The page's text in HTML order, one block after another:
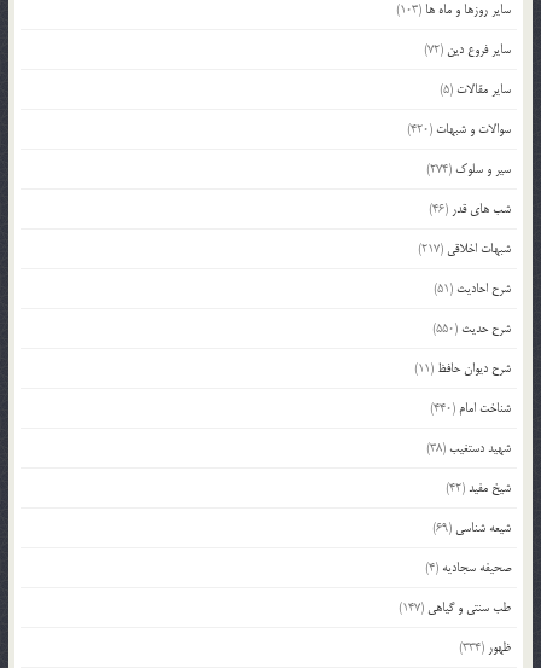
سایر روزها و ماه ها (103)
سایر فروع دین (72)
سایر مقالات (5)
سوالات و شبهات (420)
سیر و سلوک (274)
شب های قدر (46)
شبهات اخلاقی (217)
شرح احادیث (51)
شرح حدیث (550)
شرح دیوان حافظ (11)
شناخت امام (440)
شهید دستغیب(38)
شیخ مفید(42)
شیعه شناسی (69)
صحیفه سجادیه (4)
طب سنتی و گیاهی (147)
ظهور (334)